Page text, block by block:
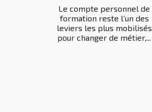
Le compte personnel de
formation reste l’un des
leviers les plus mobilisés
pour changer de métier,...